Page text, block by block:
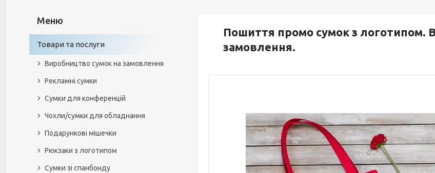
Пошиття промо сумок з логотипом.
замовлення.
Товари та послуги
Виробництво сумок на замовлення
Рекламні сумки
Сумки для конференцій
Чохли/сумки для обладнання
Подарункові мішечки
Рюкзаки з логотипом
Сумки зі спанбонду